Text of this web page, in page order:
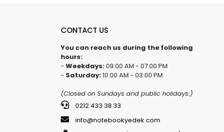
CONTACT US
You can reach us during the following
hours:
- Weekdays:09:00 AM - 07:00 PM
- Saturday:10:00 AM - 03:00 PM
(Closed on Sundays and public holidays.)
0212 433 38 33
info@notebookyedek.com